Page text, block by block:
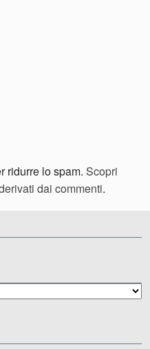
ridurre lo spam. Scopri
dai commenti.